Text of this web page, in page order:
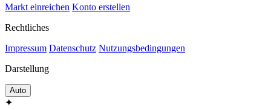
Markt einreichen Konto erstellen
Rechtliches
Impressum Datenschutz Nutzungsbedingungen
Darstellung
Auto
✦